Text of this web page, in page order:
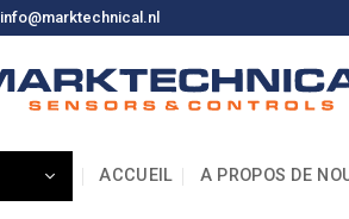
info@marktechnical.nl
ACCUEIL A PROPOS DE